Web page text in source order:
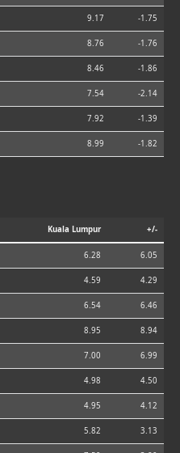
9.17 -1.75
8.76 -1.76
8.46 -1.86
7.54 -2.14
7.92 -1.39
8.99 -1.82
Kuala Lumpur +/-
6.28 6.05
4.59 4.29
6.54 6.46
8.95 8.94
7.00 6.99
4.98 4.50
4.95 4.12
5.82 3.13